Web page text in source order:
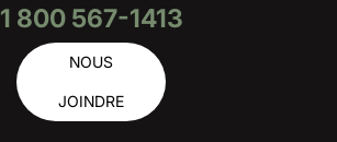
1 800 567-1413
NOUS
JOINDRE